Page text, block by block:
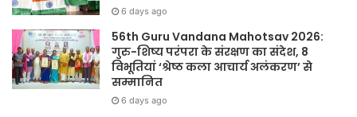
6 days ago
56th Guru Vandana Mahotsav 2026:
गुरु-शिष्य परंपरा के संरक्षण का संदेश, 8
विभूतियां ‘श्रेष्ठ कला आचार्य अलंकरण’ से
सम्मानित
6 days ago